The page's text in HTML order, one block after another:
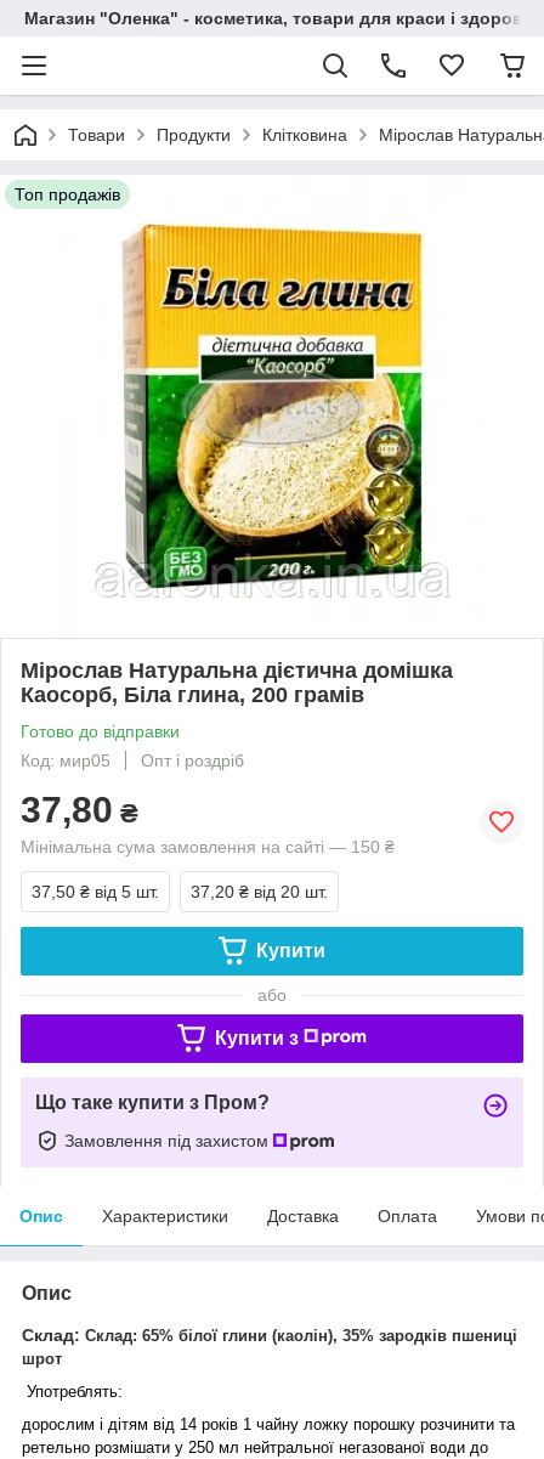
Магазин "Оленка" - косметика, товари для краси і здоров'я
Товари Продукти Клітковина Мірослав
Топ продажів
Мірослав Натуральна дієтична домішка
Каосорб, Біла глина, 200 грамів
Готово до відправки
Код: мир05
Опт і роздріб
37,80 ₴
Мінімальна сума замовлення на сайті — 150 ₴
37,50 ₴ від 5 шт. 37,20 ₴ від 20 шт.
Купити
або
Купити з
Що таке купити з Пром?
Замовлення під захистом
Опис Характеристики Доставка Оплата Умови
Опис
Склад: Склад: 65% білої глини (каолін), 35% зародків пшениці
шрот
Употреблять:
дорослим і дітям від 14 років 1 чайну ложку порошку розчинити та
ретельно розмішати у 250 мл нейтральної негазованої води до